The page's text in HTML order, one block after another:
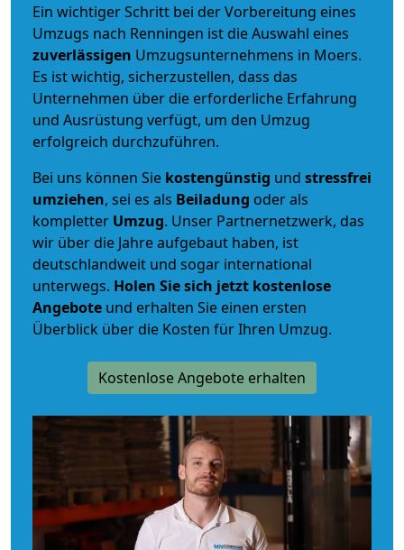
Ein wichtiger Schritt bei der Vorbereitung eines
Umzugs nach Renningen ist die Auswahl eines
zuverlässigen Umzugsunternehmens in Moers.
Es ist wichtig, sicherzustellen, dass das
Unternehmen über die erforderliche Erfahrung
und Ausrüstung verfügt, um den Umzug
erfolgreich durchzuführen.
Bei uns können Sie kostengünstig und stressfrei
umziehen, sei es als Beiladung oder als
kompletter Umzug. Unser Partnernetzwerk, das
wir über die Jahre aufgebaut haben, ist
deutschlandweit und sogar international
unterwegs. Holen Sie sich jetzt kostenlose
Angebote und erhalten Sie einen ersten
Überblick über die Kosten für Ihren Umzug.
Kostenlose Angebote erhalten